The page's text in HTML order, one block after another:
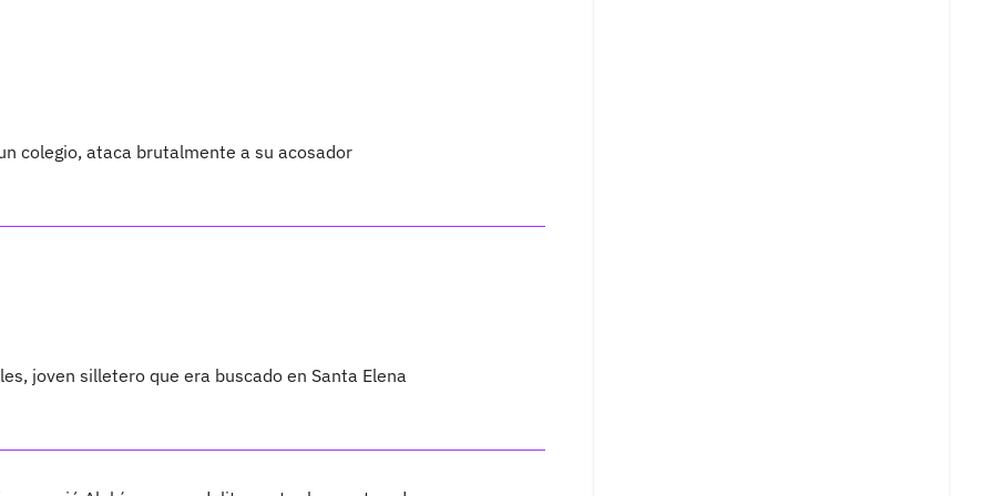
colegio, ataca brutalmente a su acosador
joven silletero que era buscado en Santa Elena